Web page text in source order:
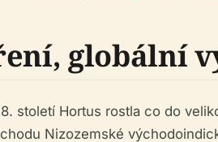
globální
století Hortus rostla co do
Nizozemské